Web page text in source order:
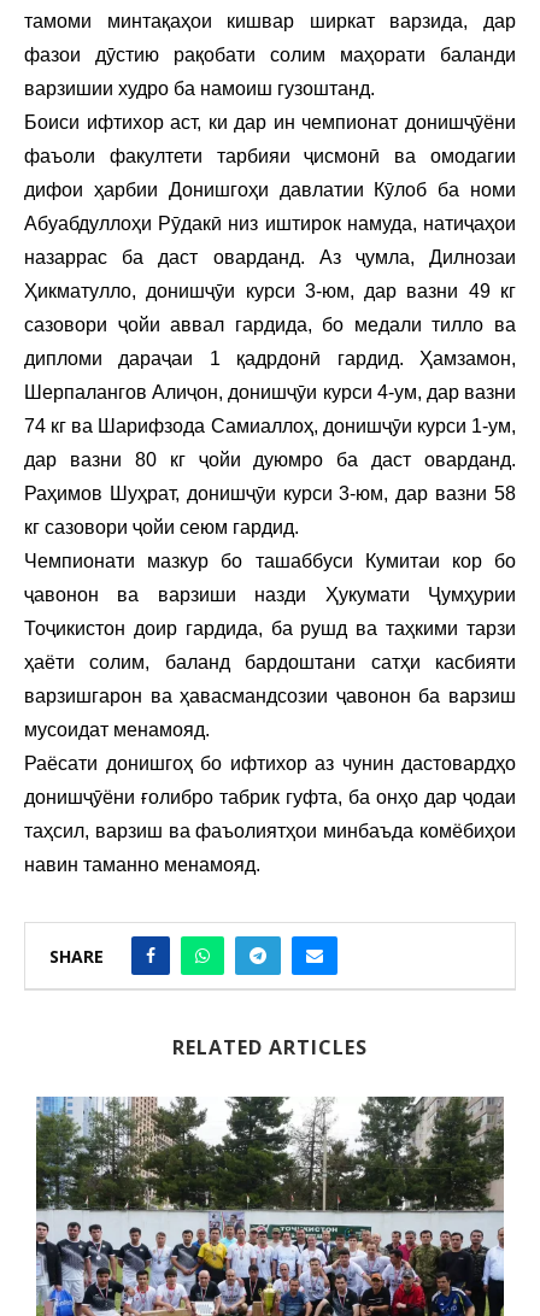
тамоми минтақаҳои кишвар ширкат варзида, дар
фазои дӯстию рақобати солим маҳорати баланди
варзишии худро ба намоиш гузоштанд.
Боиси ифтихор аст, ки дар ин чемпионат донишҷӯёни
фаъоли факултети тарбияи ҷисмонӣ ва омодагии
дифои ҳарбии Донишгоҳи давлатии Кӯлоб ба номи
Абуабдуллоҳи Рӯдакӣ низ иштирок намуда, натиҷаҳои
назаррас ба даст оварданд. Аз ҷумла, Дилнозаи
Ҳикматулло, донишҷӯи курси 3-юм, дар вазни 49 кг
сазовори ҷойи аввал гардида, бо медали тилло ва
дипломи дараҷаи 1 қадрдонӣ гардид. Ҳамзамон,
Шерпалангов Алиҷон, донишҷӯи курси 4-ум, дар вазни
74 кг ва Шарифзода Самиаллоҳ, донишҷӯи курси 1-ум,
дар вазни 80 кг ҷойи дуюмро ба даст оварданд.
Раҳимов Шуҳрат, донишҷӯи курси 3-юм, дар вазни 58
кг сазовори ҷойи сеюм гардид.
Чемпионати мазкур бо ташаббуси Кумитаи кор бо
ҷавонон ва варзиши назди Ҳукумати Ҷумҳурии
Тоҷикистон доир гардида, ба рушд ва таҳкими тарзи
ҳаёти солим, баланд бардоштани сатҳи касбияти
варзишгарон ва ҳавасмандсозии ҷавонон ба варзиш
мусоидат менамояд.
Раёсати донишгоҳ бо ифтихор аз чунин дастовардҳо
донишҷӯёни ғолибро табрик гуфта, ба онҳо дар ҷодаи
таҳсил, варзиш ва фаъолиятҳои минбаъда комёбиҳои
навин таманно менамояд.
SHARE
RELATED ARTICLES